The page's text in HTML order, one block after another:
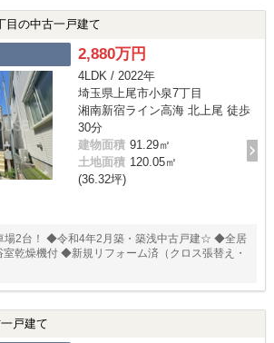
目の中古一戸建て
2,880万円
4LDK / 2022年
埼玉県上尾市小泉7丁目
湘南新宿ライン高海 北上尾 徒歩
30分
建物面積 91.29㎡
土地面積 120.05㎡
(36.32坪)
場2台！ ◆令和4年2月築・築浅中古戸建☆ ◆全居
乾燥機付 ◆新規リフォーム済（クロス張替え・
戸建て